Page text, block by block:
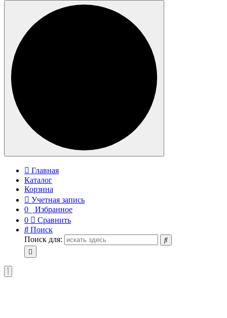
Главная
Каталог
Корзина
Учетная запись
0
Избранное
0
Сравнить
Поиск
Поиск для: